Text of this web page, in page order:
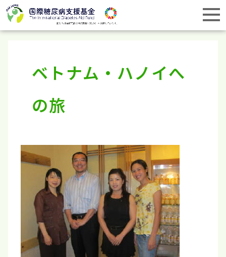
ベトナム・ハノイへ
の旅